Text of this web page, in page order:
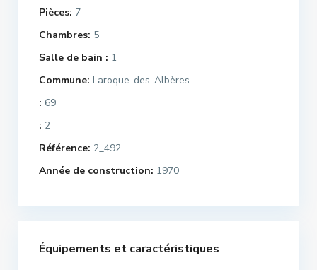
Pièces: 7
Chambres: 5
Salle de bain : 1
Commune: Laroque-des-Albères
: 69
: 2
Référence: 2_492
Année de construction: 1970
Équipements et caractéristiques